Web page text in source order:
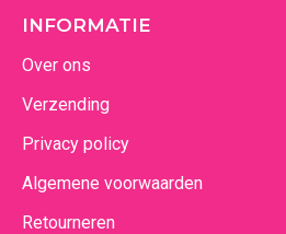
INFORMATIE
Over ons
Verzending
Privacy policy
Algemene voorwaarden
Retourneren